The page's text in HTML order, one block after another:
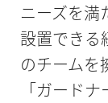
ニーズを満
設置できる
のチームを
「ガード